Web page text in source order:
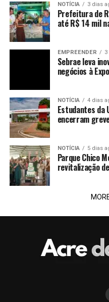
NOTÍCIA 3 dias
Prefeitura de
até R$ 14 mil
EMPREENDER 3
Sebrae leva
negócios à
NOTÍCIA 4 dias
Estudantes da
encerram
NOTÍCIA 5 dias
Parque Chico
revitalização